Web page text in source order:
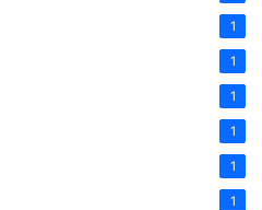
1
1
1
1
1
1